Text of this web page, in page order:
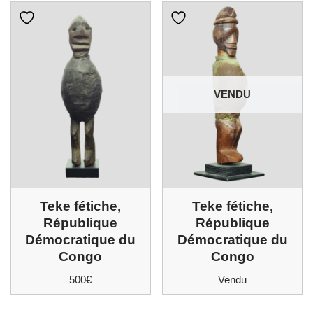
Teke fétiche,
République
Démocratique du
Congo
500€
VENDU
Teke fétiche,
République
Démocratique du
Congo
Vendu